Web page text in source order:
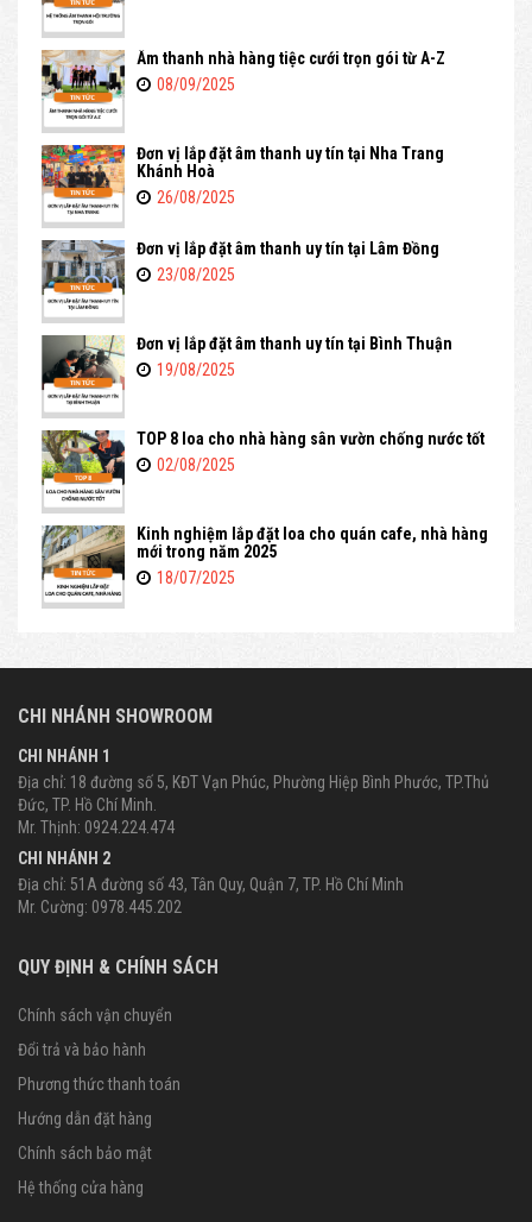
Âm thanh nhà hàng tiệc cưới trọn gói từ A-Z
08/09/2025
Đơn vị lắp đặt âm thanh uy tín tại Nha Trang
Khánh Hoà
26/08/2025
Đơn vị lắp đặt âm thanh uy tín tại Lâm Đồng
23/08/2025
Đơn vị lắp đặt âm thanh uy tín tại Bình Thuận
19/08/2025
TOP 8 loa cho nhà hàng sân vườn chống nước tốt
02/08/2025
Kinh nghiệm lắp đặt loa cho quán cafe, nhà hàng
mới trong năm 2025
18/07/2025
CHI NHÁNH SHOWROOM
CHI NHÁNH 1
Địa chỉ: 18 đường số 5, KĐT Vạn Phúc, Phường Hiệp Bình Phước, TP.Thủ
Đức, TP. Hồ Chí Minh.
Mr. Thịnh: 0924.224.474
CHI NHÁNH 2
Địa chỉ: 51A đường số 43, Tân Quy, Quận 7, TP. Hồ Chí Minh
Mr. Cường: 0978.445.202
QUY ĐỊNH & CHÍNH SÁCH
Chính sách vận chuyển
Đổi trả và bảo hành
Phương thức thanh toán
Hướng dẫn đặt hàng
Chính sách bảo mật
Hệ thống cửa hàng